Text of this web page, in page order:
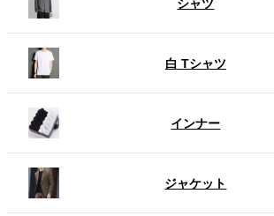
シャツ
白 Tシャツ
インナー
ジャケット